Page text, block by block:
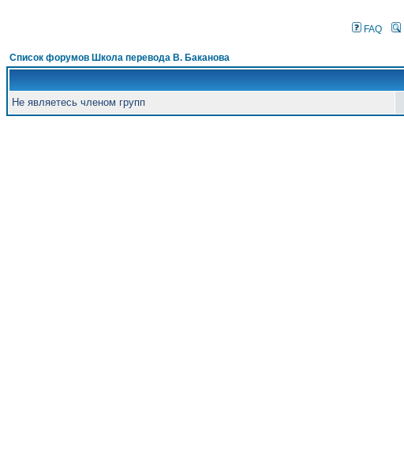
FAQ
Список форумов Школа перевода В. Баканова
Не являетесь членом групп